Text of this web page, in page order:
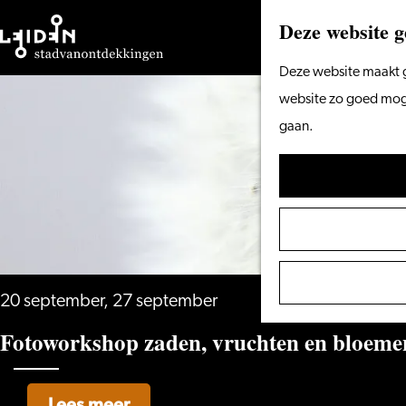
Deze website
Deze website
website zo goed
gaan.
Ga
20 september, 27 september
Fotoworkshop zaden, vruchten en